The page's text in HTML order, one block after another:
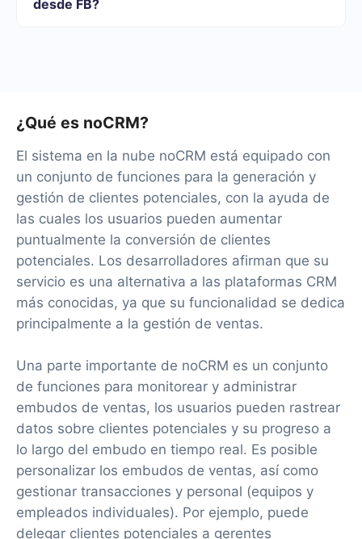
el servicio de forma gratuita durante 14 días.
desde FB?
¿Qué es noCRM?
El sistema en la nube noCRM está equipado con
un conjunto de funciones para la generación y
gestión de clientes potenciales, con la ayuda de
las cuales los usuarios pueden aumentar
puntualmente la conversión de clientes
potenciales. Los desarrolladores afirman que su
servicio es una alternativa a las plataformas CRM
más conocidas, ya que su funcionalidad se dedica
principalmente a la gestión de ventas.
Una parte importante de noCRM es un conjunto
de funciones para monitorear y administrar
embudos de ventas, los usuarios pueden rastrear
datos sobre clientes potenciales y su progreso a
lo largo del embudo en tiempo real. Es posible
personalizar los embudos de ventas, así como
gestionar transacciones y personal (equipos y
empleados individuales). Por ejemplo, puede
delegar clientes potenciales a gerentes